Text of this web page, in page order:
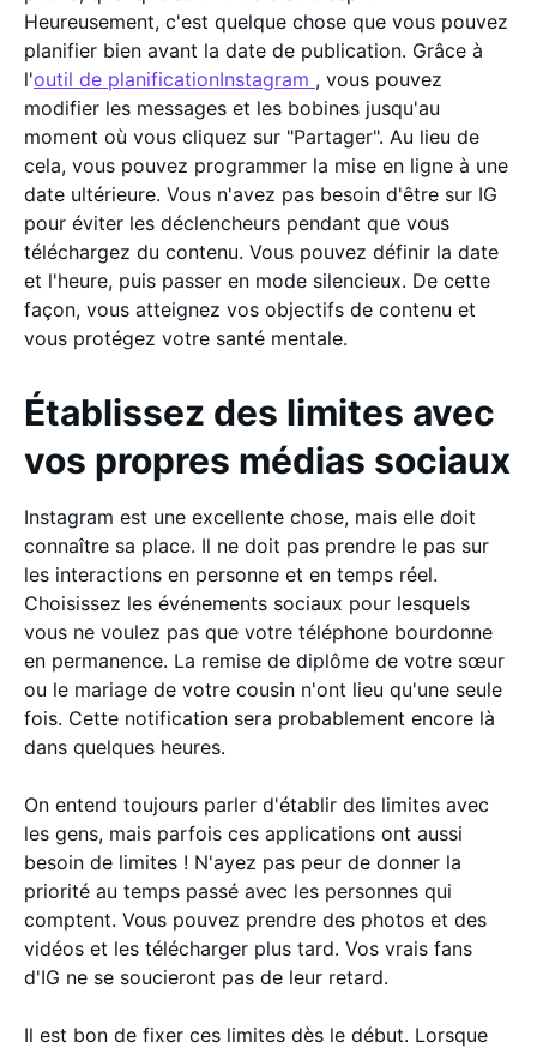
Heureusement, c'est quelque chose que vous pouvez
planifier bien avant la date de publication. Grâce à
l'outil de planificationInstagram , vous pouvez
modifier les messages et les bobines jusqu'au
moment où vous cliquez sur "Partager". Au lieu de
cela, vous pouvez programmer la mise en ligne à une
date ultérieure. Vous n'avez pas besoin d'être sur IG
pour éviter les déclencheurs pendant que vous
téléchargez du contenu. Vous pouvez définir la date
et l'heure, puis passer en mode silencieux. De cette
façon, vous atteignez vos objectifs de contenu et
vous protégez votre santé mentale.
Établissez des limites avec
vos propres médias sociaux
Instagram est une excellente chose, mais elle doit
connaître sa place. Il ne doit pas prendre le pas sur
les interactions en personne et en temps réel.
Choisissez les événements sociaux pour lesquels
vous ne voulez pas que votre téléphone bourdonne
en permanence. La remise de diplôme de votre sœur
ou le mariage de votre cousin n'ont lieu qu'une seule
fois. Cette notification sera probablement encore là
dans quelques heures.
On entend toujours parler d'établir des limites avec
les gens, mais parfois ces applications ont aussi
besoin de limites ! N'ayez pas peur de donner la
priorité au temps passé avec les personnes qui
comptent. Vous pouvez prendre des photos et des
vidéos et les télécharger plus tard. Vos vrais fans
d'IG ne se soucieront pas de leur retard.
Il est bon de fixer ces limites dès le début. Lorsque